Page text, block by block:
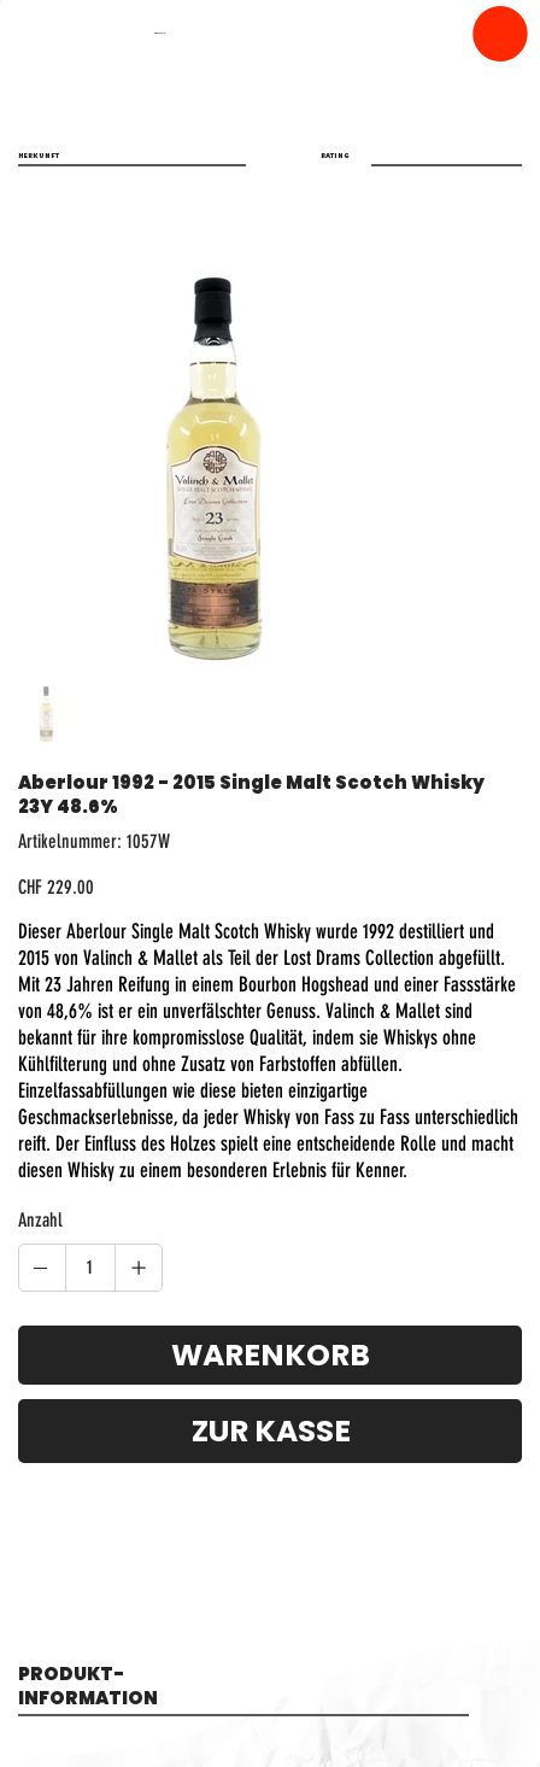
spiritfly
Aberlour 1992 - 2015 Single Malt Scotch Whisky
23Y 48.6%
Artikelnummer: Artikelnummer:
1057W
1057W
Preis
CHF 229.00
Dieser Aberlour Single Malt Scotch Whisky wurde 1992 destilliert und
2015 von Valinch & Mallet als Teil der Lost Drams Collection abgefüllt.
Mit 23 Jahren Reifung in einem Bourbon Hogshead und einer Fassstärke
von 48,6% ist er ein unverfälschter Genuss. Valinch & Mallet sind
bekannt für ihre kompromisslose Qualität, indem sie Whiskys ohne
Kühlfilterung und ohne Zusatz von Farbstoffen abfüllen.
Einzelfassabfüllungen wie diese bieten einzigartige
Geschmackserlebnisse, da jeder Whisky von Fass zu Fass unterschiedlich
reift. Der Einfluss des Holzes spielt eine entscheidende Rolle und macht
diesen Whisky zu einem besonderen Erlebnis für Kenner.
Anzahl
WARENKORB
ZUR KASSE
RATING
HERKUNFT
PRODUKT-
INFORMATION